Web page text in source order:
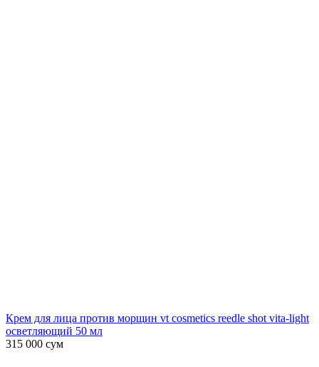
Крем для лица против морщин vt cosmetics reedle shot vita-light
осветляющий 50 мл
315 000 сум